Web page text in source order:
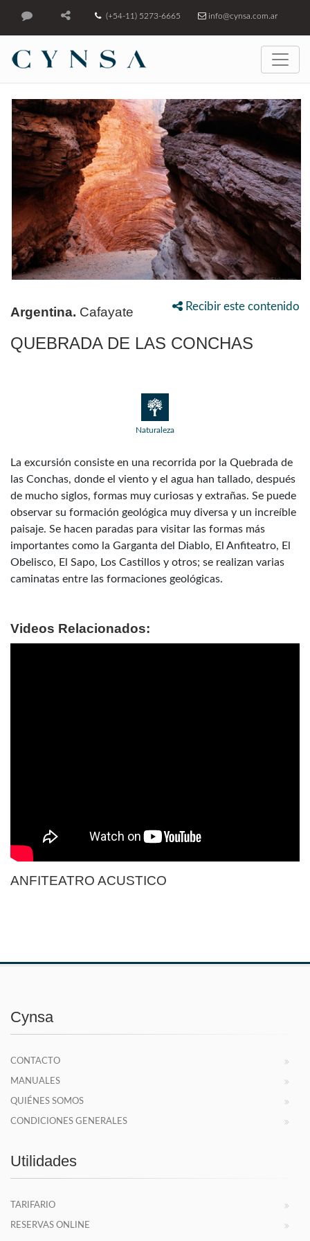
(+54-11) 5273-6665 info@cynsa.com.ar
Recibir este contenido
Argentina. Cafayate
QUEBRADA DE LAS CONCHAS
Naturaleza
La excursión consiste en una recorrida por la Quebrada de
las Conchas, donde el viento y el agua han tallado, después
de mucho siglos, formas muy curiosas y extrañas. Se puede
observar su formación geológica muy diversa y un increíble
paisaje. Se hacen paradas para visitar las formas más
importantes como la Garganta del Diablo, El Anfiteatro, El
Obelisco, El Sapo, Los Castillos y otros; se realizan varias
caminatas entre las formaciones geológicas.
Videos Relacionados:
ANFITEATRO ACUSTICO
Cynsa
CONTACTO
MANUALES
QUIÉNES SOMOS
CONDICIONES GENERALES
Utilidades
TARIFARIO
RESERVAS ONLINE